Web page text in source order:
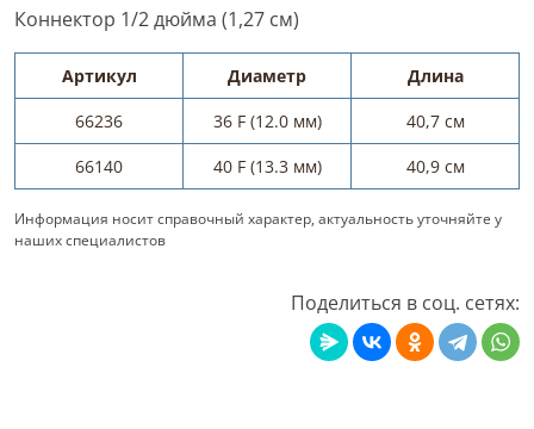
Коннектор 1/2 дюйма (1,27 см)
Артикул Диаметр
Длина
66236
36 F (12.0 мм)
40,7 см
66140
40 F (13.3 мм) 40,9 см
Информация носит справочный характер, актуальность уточняйте у
наших специалистов
Поделиться в соц. сетях: